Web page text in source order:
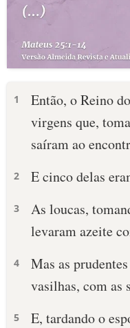
1
Então, o Reino
virgens que,
saíram ao
2 E cinco delas
3
As loucas,
levaram azeite
4
Mas as
vasilhas, com as
5
E, tardando o